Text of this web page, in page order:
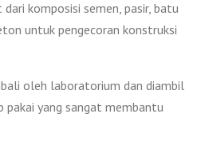
komposisi semen, pasir, batu
untuk pengecoran konstruksi
oleh laboratorium dan diambil
pakai yang sangat membantu